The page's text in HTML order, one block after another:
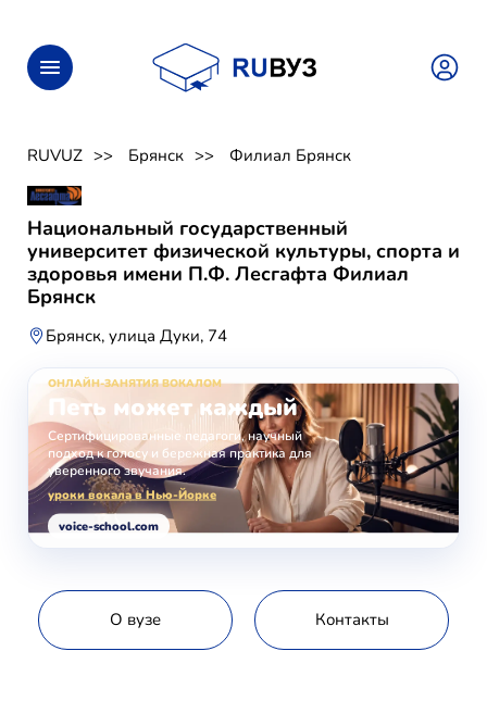
RUVUZ Брянск Филиал Брянск
Национальный государственный
университет физической культуры, спорта и
здоровья имени П.Ф. Лесгафта Филиал
Брянск
Брянск, улица Дуки, 74
ОНЛАЙН-ЗАНЯТИЯ ВОКАЛОМ
Петь может каждый
Сертифицированные педагоги, научный
подход к голосу и бережная практика для
уверенного звучания.
уроки вокала в Нью-Йорке
voice-school.com
О вузе Контакты